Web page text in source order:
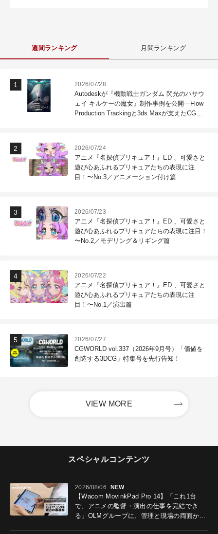
週間ランキング 月間ランキング
2026/07/28
Autodeskが『機動戦士ガンダム 閃光のハサウ
ェイ キルケーの魔女』制作事例を公開―Flow
Production Trackingと3ds Maxが支えたCG制
2026/07/24
アニメ『名探偵プリキュア！』ED 、可愛さと
遊び心あふれるプリキュアたちの表現に注
目！〜No.3／アニメーション付け篇
2026/07/23
アニメ『名探偵プリキュア！』ED 、可愛さと
遊び心あふれるプリキュアたちの表現に注目！
〜No.2／モデリング＆リギング篇
2026/07/22
アニメ『名探偵プリキュア！』ED 、可愛さと
遊び心あふれるプリキュアたちの表現に注
目！〜No.1／演出篇
2026/07/27
CGWORLD vol.337（2026年9月号）「価値を
創造する3DCG」特集号を先行告知！
VIEW MORE
スペシャルコンテンツ
2026/08/06 NEW
【Wacom MovinkPad Pro 14】「これ1台
で、アニメの監督・演出の仕事を完結でき
る」OLMグループに、管理と現場の両面から